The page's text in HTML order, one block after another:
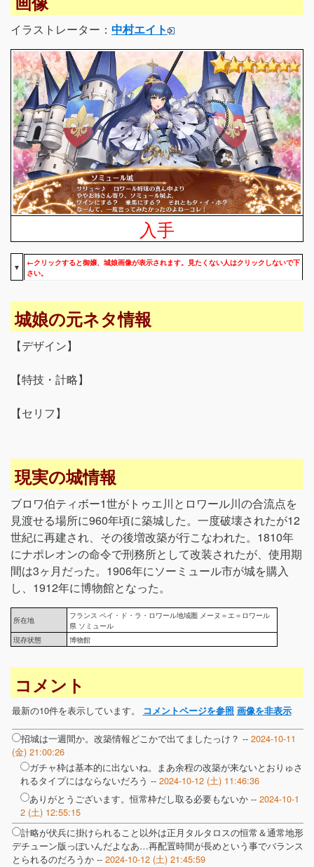
イラストレーター： 中村エイト
入手
▼
←クリックすると御嬢、城娘画像が表示されます。見たくない人はクリックしないで下
さい。
城娘の元ネタ情報
【デザイン】
【特技・計略】
【セリフ】
現実の城情報
ブロワ伯ティボー1世がトゥエ川とロワール川の合流点を
見渡せる場所に960年頃に築城した。一度破壊されたが12
世紀に再建され、その後増改築が行こなわれた。1810年
にナポレオンの命令で刑務所として改装されたが、使用期
間は3ヶ月だった。1906年にソーミュール市が城を購入
し、1912年に博物館となった。
所在地
フランス ペイ・ド・ラ・ロワール地域圏 メーヌ＝エ＝ロワール
県 ソミュール
現存状態
博物館
コメント
最新の10件を表示しています。 コメントページを参照 画像を非表示
招城は一週間か。改築情報どこかで出てましたっけ？ -- 2024-10-11
(金) 21:00:26
ガチャ枠は基本的に出ないね。まあ余程の改築が来ないとおりゅさ
れるタイプにはならないだろう -- 2024-10-12 (土) 11:46:36
ありがとうございます。恒常枠だし取る必要もないか -- 2024-10-1
2 (土) 12:55:15
計略が伏兵に掛けられること以外は正月タルタロスの恒常＆通常地形
デチューン版っぽいんだよなあ…再配置時間が長めという事でバランス
とられるのだろうか -- 2024-10-12 (土) 21:45:59